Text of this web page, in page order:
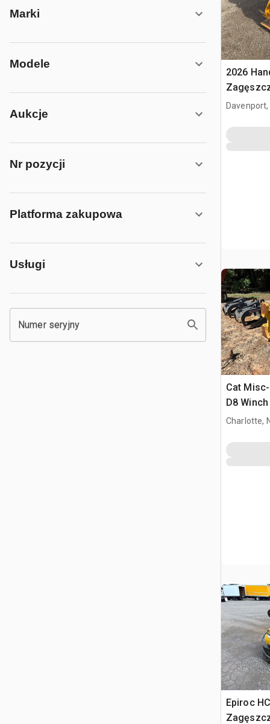
Marki
Modele
Aukcje
Nr pozycji
Platforma zakupowa
Usługi
Numer seryjny
2026
4 - 7 ton
Davenport,
Cat
D8
Charlotte,
Epiroc